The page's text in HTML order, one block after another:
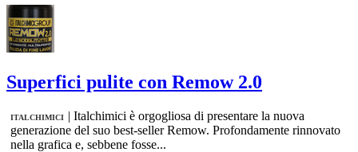
Superfici pulite con Remow 2.0
ITALCHIMICI | Italchimici è orgogliosa di presentare la nuova
generazione del suo best-seller Remow. Profondamente rinnovato
nella grafica e, sebbene fosse...